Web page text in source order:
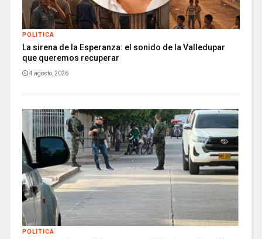
POLITICA
La sirena de la Esperanza: el sonido de la Valledupar
que queremos recuperar
4 agosto, 2026
POLITICA